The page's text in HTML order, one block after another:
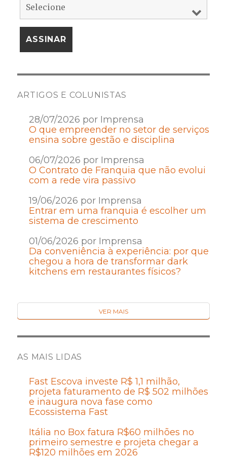
ARTIGOS E COLUNISTAS
28/07/2026 por Imprensa
O que empreender no setor de serviços
ensina sobre gestão e disciplina
06/07/2026 por Imprensa
O Contrato de Franquia que não evolui
com a rede vira passivo
19/06/2026 por Imprensa
Entrar em uma franquia é escolher um
sistema de crescimento
01/06/2026 por Imprensa
Da conveniência à experiência: por que
chegou a hora de transformar dark
kitchens em restaurantes físicos?
VER MAIS
AS MAIS LIDAS
Fast Escova investe R$ 1,1 milhão,
projeta faturamento de R$ 502 milhões
e inaugura nova fase como
Ecossistema Fast
Itália no Box fatura R$60 milhões no
primeiro semestre e projeta chegar a
R$120 milhões em 2026